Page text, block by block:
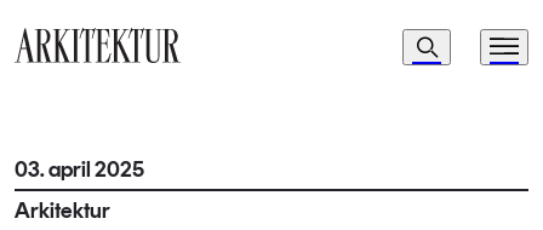
Navigasjon
Søk Meny
03. april 2025
Arkitektur